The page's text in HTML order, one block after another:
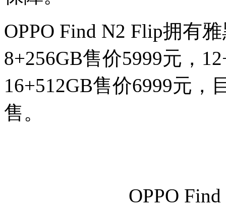
OPPO Find N2 Flip拥有
8+256GB售价5999元，
16+512GB售价6999元
售。
OPPO